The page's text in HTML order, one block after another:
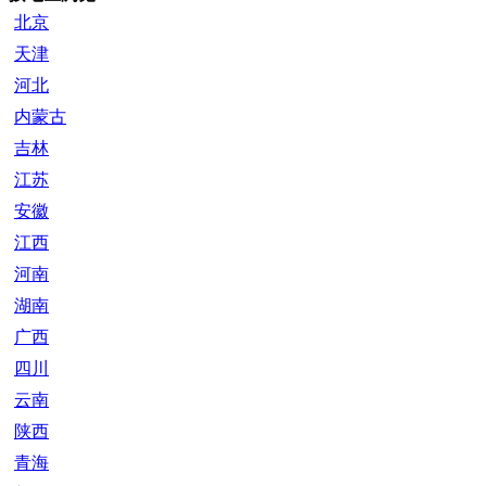
北京
天津
河北
内蒙古
吉林
江苏
安徽
江西
河南
湖南
广西
四川
云南
陕西
青海